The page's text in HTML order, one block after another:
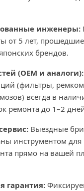
инженеры:
от 5 лет,
брендов.
(OEM и аналоги):
(фильтры,
всегда в
ремонта до 1–2
Выездные
инструментом
прямо на вашей
гарантия: